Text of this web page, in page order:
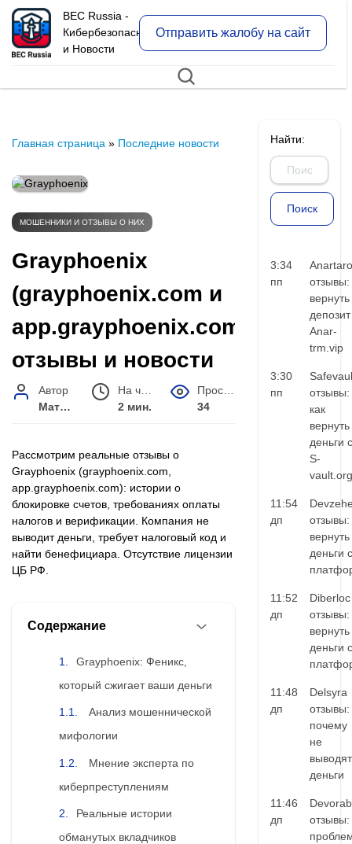
BEC Russia -
Кибербезопасность
и Новости
Отправить жалобу на сайт
Главная страница » Последние новости
МОШЕННИКИ И ОТЗЫВЫ О НИХ
Grayphoenix
(grayphoenix.com и
app.grayphoenix.com):
отзывы и новости
Автор
Матвей Иванов
2 мин.
34
Рассмотрим реальные отзывы о
Grayphoenix (grayphoenix.com,
app.grayphoenix.com): истории о
блокировке счетов, требованиях оплаты
налогов и верификации. Компания не
выводит деньги, требует налоговый код и
найти бенефициара. Отсутствие лицензии
ЦБ РФ.
Содержание
Grayphoenix: Феникс,
который сжигает ваши деньги
Анализ мошеннической
мифологии
Мнение эксперта по
киберпреступлениям
Реальные истории
обманутых вкладчиков
Найти:
3:34
пп
отзывы:
вернуть
Anar-
trm.vip
3:30
пп
отзывы:
как
вернуть
деньги с
S-
vault.org
11:54
дп
отзывы:
вернуть
деньги с
11:52
дп
Diberloc
отзывы:
вернуть
деньги с
11:48
дп
Delsyra
отзывы:
почему
не
выводят
деньги
11:46
дп
отзывы: